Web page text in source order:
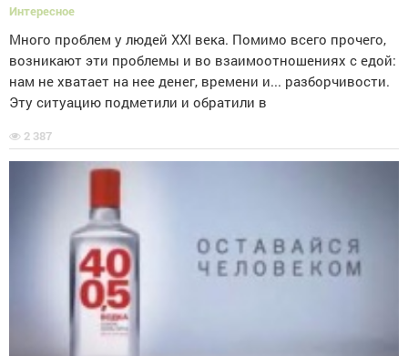
Интересное
Много проблем у людей XXI века. Помимо всего прочего,
возникают эти проблемы и во взаимоотношениях с едой:
нам не хватает на нее денег, времени и... разборчивости.
Эту ситуацию подметили и обратили в
2 387